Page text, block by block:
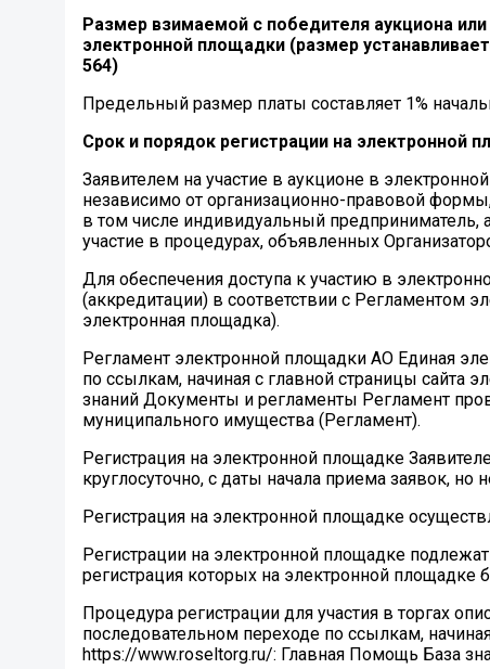
Размер взимаемой с победителя аукциона
электронной площадки (размер
564)
Предельный размер платы составляет 1%
Срок и порядок регистрации на электронной
Заявителем на участие в аукционе в
независимо от организационно-правовой
в том числе индивидуальный предприниматель,
участие в процедурах, объявленных
Для обеспечения доступа к участию в
(аккредитации) в соответствии с Регламентом
электронная площадка).
Регламент электронной площадки АО Единая
по ссылкам, начиная с главной страницы сайта
знаний Документы и регламенты Регламент
муниципального имущества (Регламент).
Регистрация на электронной площадке
круглосуточно, c даты начала приема заявок,
Регистрация на электронной площадке
Регистрации на электронной площадке
регистрация которых на электронной площадке
Процедура регистрации для участия в торгах
последовательном переходе по ссылкам,
https://www.roseltorg.ru/: Главная Помощь База